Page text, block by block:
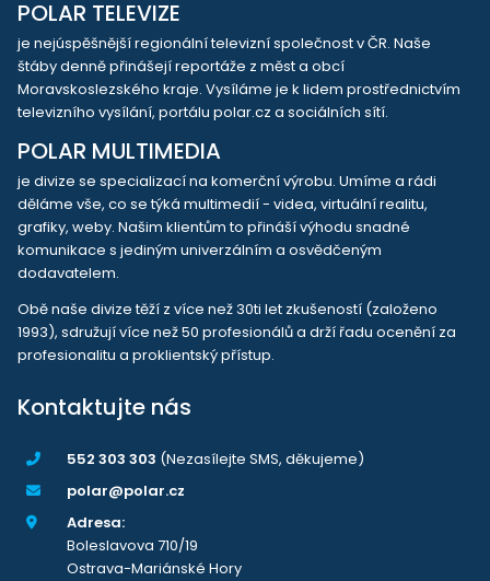
POLAR TELEVIZE
je nejúspěšnější regionální televizní společnost v ČR. Naše
štáby denně přinášejí reportáže z měst a obcí
Moravskoslezského kraje. Vysíláme je k lidem prostřednictvím
televizního vysílání, portálu polar.cz a sociálních sítí.
POLAR MULTIMEDIA
je divize se specializací na komerční výrobu. Umíme a rádi
děláme vše, co se týká multimedií - videa, virtuální realitu,
grafiky, weby. Našim klientům to přináší výhodu snadné
komunikace s jediným univerzálním a osvědčeným
dodavatelem.
Obě naše divize těží z více než 30ti let zkušeností (založeno
1993), sdružují více než 50 profesionálů a drží řadu ocenění za
profesionalitu a proklientský přístup.
Kontaktujte nás
552 303 303 (Nezasílejte SMS, děkujeme)
polar@polar.cz
Adresa:
Boleslavova 710/19
Ostrava-Mariánské Hory